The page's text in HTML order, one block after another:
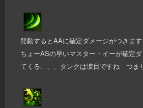
発動するとAAに確定ダメージがつきます
ちょーASの早いマスター・イーが確定
てくる、、、タンクは涙目ですね つま